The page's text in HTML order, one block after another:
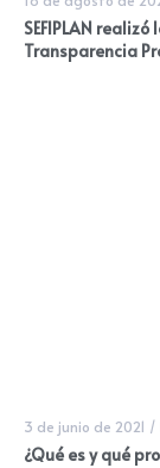
SEFIPLAN
Transparencia
3 de junio de 2021 /
¿Qué es y qué